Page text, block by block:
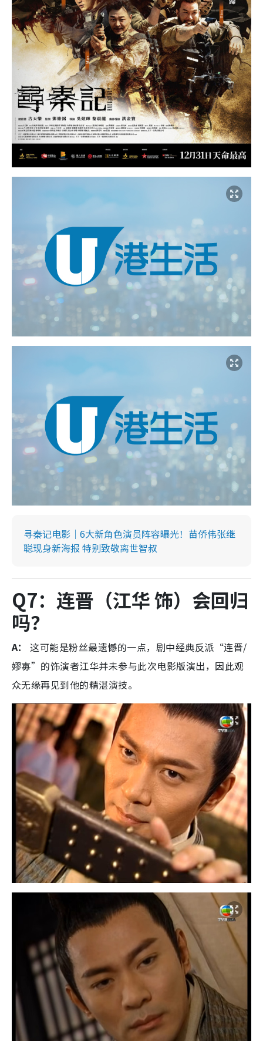
寻秦记电影｜6大新角色演员阵容曝光！苗侨伟张继
聪现身新海报 特别致敬离世智叔
Q7：连晋（江华 饰）会回归
吗？
A：
这可能是粉丝最遗憾的一点，剧中经典反派“连晋/
嫪毐”的饰演者江华并未参与此次电影版演出，因此观
众无缘再见到他的精湛演技。